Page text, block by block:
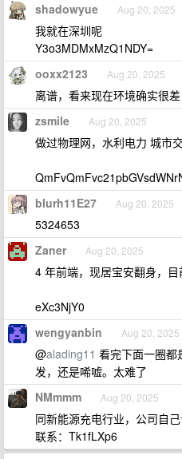
shadowyue Aug 20, 2025
我就在深圳呢
Y3o3MDMxMzQ1NDY=
ooxx2123 Aug 20, 2025
离谱，看来现在环境确实很差
zsmile Aug 20, 2025
做过物理网，水利电力 城市
blurh11E27 Aug 20, 2025
5324653
Zaner Aug 20, 2025
4 年前端，现居宝安翻身，
eXc3NjY0
wengyanbin Aug 20, 2025
@alading11 看完下面一圈都
发，还是唏嘘。太难了
NMmmm Aug 20, 2025
同新能源充电行业，公司自
联系：Tk1fLXp6